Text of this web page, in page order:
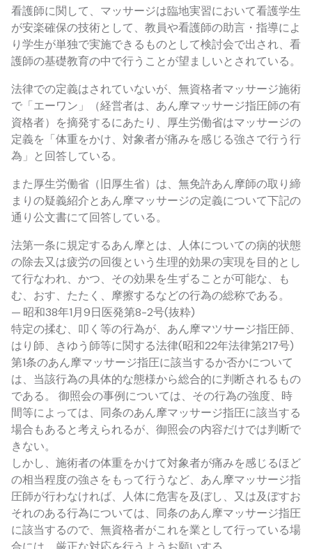
看護師に関して、マッサージは臨地実習において看護学生
が安楽確保の技術として、教員や看護師の助言・指導によ
り学生が単独で実施できるものとして検討会で出され、看
護師の基礎教育の中で行うことが望ましいとされている。
法律での定義はされていないが、無資格者マッサージ施術
で「エーワン」（経営者は、あん摩マッサージ指圧師の有
資格者）を摘発するにあたり、厚生労働省はマッサージの
定義を「体重をかけ、対象者が痛みを感じる強さで行う行
為」と回答している。
また厚生労働省（旧厚生省）は、無免許あん摩師の取り締
まりの疑義紹介とあん摩マッサージの定義について下記の
通り公文書にて回答している。
法第一条に規定するあん摩とは、人体についての病的状態
の除去又は疲労の回復という生理的効果の実現を目的とし
て行なわれ、かつ、その効果を生ずることが可能な、も
む、おす、たたく、摩擦するなどの行為の総称である。
— 昭和38年1月9日医発第8-2号(抜粋)
特定の揉む、叩く等の行為が、あん摩マツサージ指圧師、
はり師、きゆう師等に関する法律(昭和22年法律第217号)
第1条のあん摩マッサージ指圧に該当するか否かについて
は、当該行為の具体的な態様から総合的に判断されるもの
である。 御照会の事例については、その行為の強度、時
間等によっては、同条のあん摩マッサージ指圧に該当する
場合もあると考えられるが、御照会の内容だけでは判断で
きない。
しかし、施術者の体重をかけて対象者が痛みを感じるほど
の相当程度の強さをもって行うなど、あん摩マッサージ指
圧師が行わなければ、人体に危害を及ぼし、又は及ぼすお
それのある行為については、同条のあん摩マッサージ指圧
に該当するので、無資格者がこれを業として行っている場